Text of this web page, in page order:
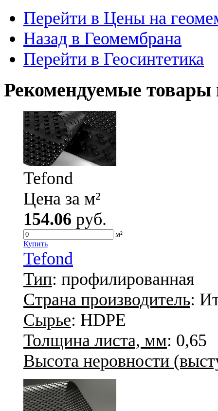
Перейти в Цены на
Назад в Геомембрана
Перейти в Геосинтетика
Рекомендуемые товары
Tefond
Цена за м²
154.06 руб.
м²
Купить
Tefond
Тип: профилированная
Страна производитель:
Сырье: HDPE
Толщина листа, мм: 0,65
Высота неровности